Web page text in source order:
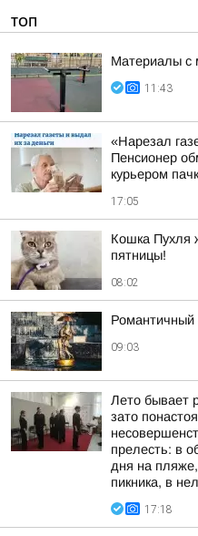
ТОП
Материалы с
11:43
«Нарезал
Пенсионер
курьером
17:05
Кошка Пухля
пятницы!
08:02
09:03
Лето бывает
зато
прелесть: в
дня на
пикника, в
17:18